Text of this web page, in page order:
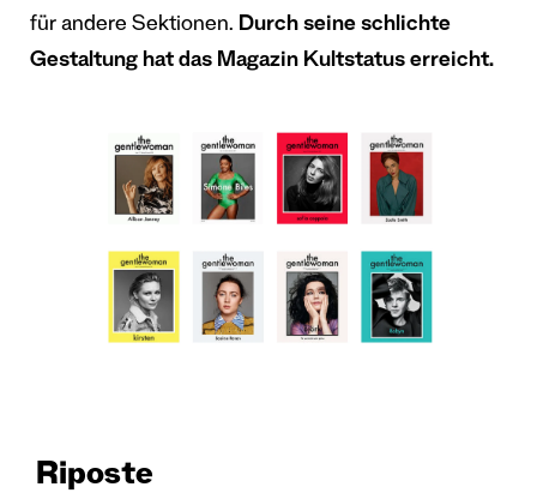
für andere Sektionen. Durch seine schlichte
Gestaltung hat das Magazin Kultstatus erreicht.
Riposte